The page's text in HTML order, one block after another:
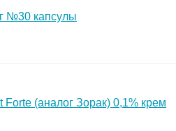
№30 капсулы
Forte (аналог Зорак) 0,1% крем